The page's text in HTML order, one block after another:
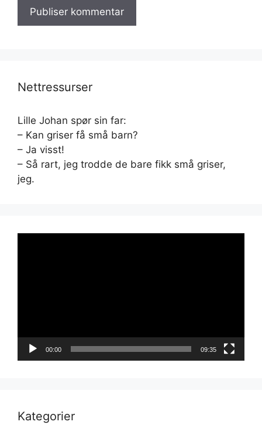
Nettressurser
Lille Johan spør sin far:
– Kan griser få små barn?
– Ja visst!
– Så rart, jeg trodde de bare fikk små griser,
jeg.
00:00 09:35
Kategorier